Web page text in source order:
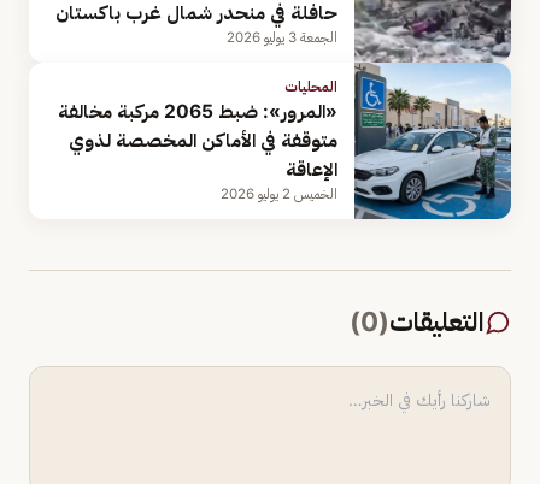
حافلة في منحدر شمال غرب باكستان
الجمعة 3 يوليو 2026
المحليات
«المرور»: ضبط 2065 مركبة مخالفة
متوقفة في الأماكن المخصصة لذوي
الإعاقة
الخميس 2 يوليو 2026
التعليقات(
0
)